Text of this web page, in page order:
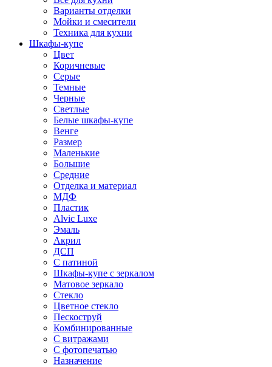
Варианты отделки
Мойки и смесители
Техника для кухни
Шкафы-купе
Цвет
Коричневые
Серые
Темные
Черные
Светлые
Белые шкафы-купе
Венге
Размер
Маленькие
Большие
Средние
Отделка и материал
МДФ
Пластик
Alvic Luxe
Эмаль
Акрил
ДСП
С патиной
Шкафы-купе с зеркалом
Матовое зеркало
Стекло
Цветное стекло
Пескоструй
Комбинированные
С витражами
С фотопечатью
Назначение